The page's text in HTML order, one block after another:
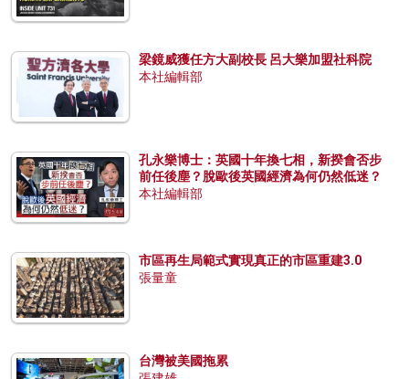
梁鏡威獲任方大副校長 呂大樂加盟社科院
本社編輯部
孔永樂博士：英國十年換七相，新揆會否步
前任後塵？脫歐後英國經濟為何仍然低迷？
本社編輯部
市區再生局範式實現真正的市區重建3.0
張量童
台灣被美國拖累